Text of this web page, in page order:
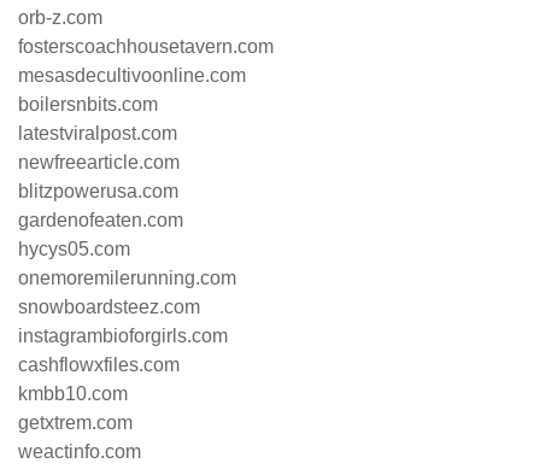
orb-z.com
fosterscoachhousetavern.com
mesasdecultivoonline.com
boilersnbits.com
latestviralpost.com
newfreearticle.com
blitzpowerusa.com
gardenofeaten.com
hycys05.com
onemoremilerunning.com
snowboardsteez.com
instagrambioforgirls.com
cashflowxfiles.com
kmbb10.com
getxtrem.com
weactinfo.com